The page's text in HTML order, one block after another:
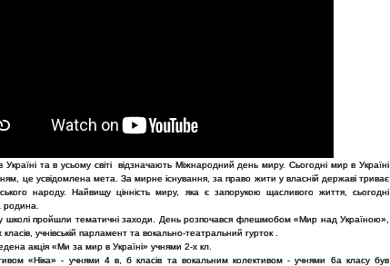
та в усьому світі відзначають Міжнародний день миру. Сьогодні мир в Україні
це усвідомлена мета. За мирне існування, за право жити у власній державі триває
народу. Найвищу цінність миру, яка є запорукою щасливого життя, сьогодні
родина.
пройшли тематичні заходи. День розпочався флешмобом «Мир над Україною»,
класів, учнівській парламент та вокально-театральний гурток .
акція «Ми за мир в Україні» учнями 2-х кл.
«Ніка» - учнями 4 в, б класів та вокальним колективом - учнями 6а класу був